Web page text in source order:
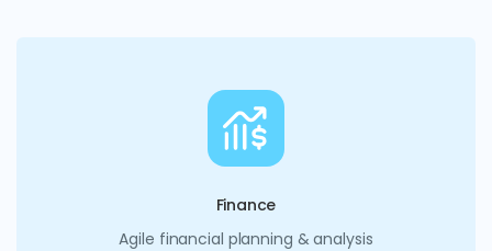
Finance
Agile financial planning & analysis